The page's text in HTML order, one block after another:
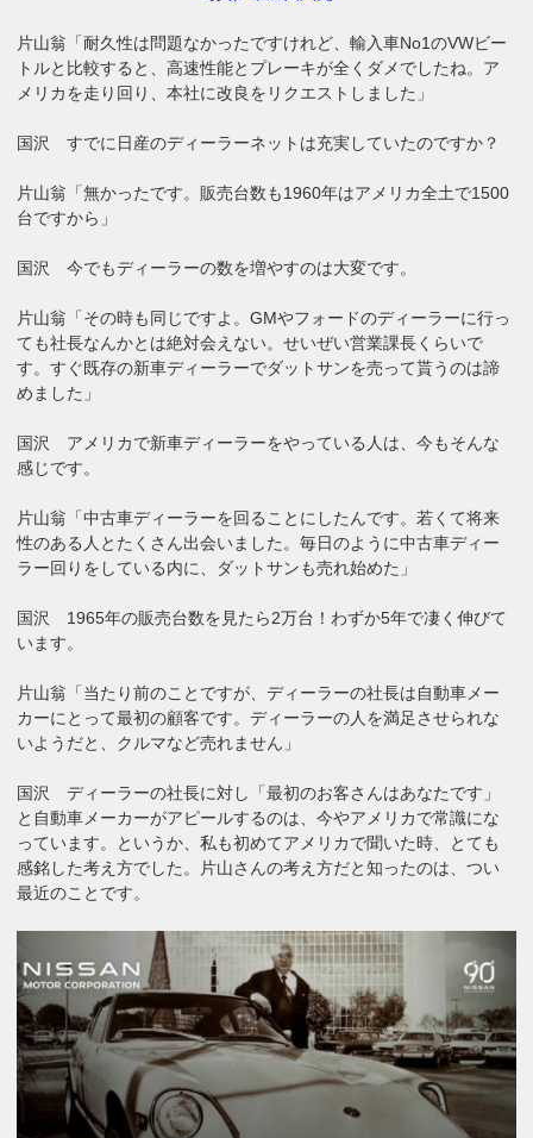
片山翁「耐久性は問題なかったですけれど、輸入車No1のVWビー
トルと比較すると、高速性能とプレーキが全くダメでしたね。ア
メリカを走り回り、本社に改良をリクエストしました」
国沢 すでに日産のディーラーネットは充実していたのですか？
片山翁「無かったです。販売台数も1960年はアメリカ全土で1500
台ですから」
国沢 今でもディーラーの数を増やすのは大変です。
片山翁「その時も同じですよ。GMやフォードのディーラーに行っ
ても社長なんかとは絶対会えない。せいぜい営業課長くらいで
す。すぐ既存の新車ディーラーでダットサンを売って貰うのは諦
めました」
国沢 アメリカで新車ディーラーをやっている人は、今もそんな
感じです。
片山翁「中古車ディーラーを回ることにしたんです。若くて将来
性のある人とたくさん出会いました。毎日のように中古車ディー
ラー回りをしている内に、ダットサンも売れ始めた」
国沢 1965年の販売台数を見たら2万台！わずか5年で凄く伸びて
います。
片山翁「当たり前のことですが、ディーラーの社長は自動車メー
カーにとって最初の顧客です。ディーラーの人を満足させられな
いようだと、クルマなど売れません」
国沢 ディーラーの社長に対し「最初のお客さんはあなたです」
と自動車メーカーがアピールするのは、今やアメリカで常識にな
っています。というか、私も初めてアメリカで聞いた時、とても
感銘した考え方でした。片山さんの考え方だと知ったのは、つい
最近のことです。